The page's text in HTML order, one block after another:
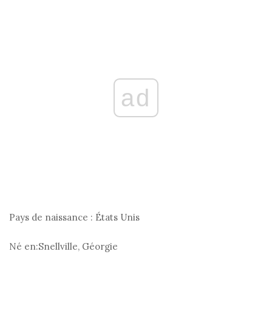
ad
Pays de naissance : États Unis
Né en:Snellville, Géorgie